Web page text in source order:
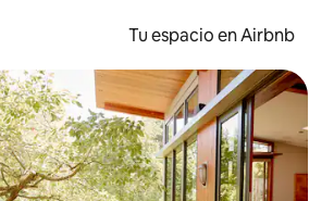
Tu espacio en Airbnb